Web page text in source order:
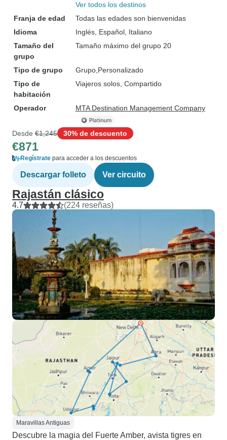
Ver todos los destinos
Franja de edad
Todas las edades son bienvenidas
Idioma
Inglés, Español, Italiano
Tamaño del
grupo
Tamaño máximo del grupo 20
Tipo de grupo Grupo Personalizado
Tipo de
habitación
Viajeros solos, Compartido
Operador MTA Destination Management Company
Desde €1,245 30% de descuento
€871
Regístrate para acceder a los descuentos
Descargar folleto Ver circuito
Rajastán clásico
4.7 (224 reseñas)
Maravillas Antiguas
Descubre la magia del Fuerte Amber, avista tigres en